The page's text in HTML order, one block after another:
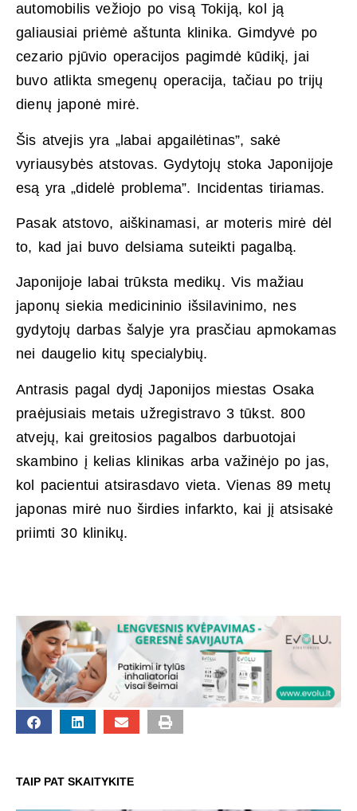
automobilis vežiojo po visą Tokiją, kol ją
galiausiai priėmė aštunta klinika. Gimdyvė po
cezario pjūvio operacijos pagimdė kūdikį, jai
buvo atlikta smegenų operacija, tačiau po trijų
dienų japonė mirė.
Šis atvejis yra „labai apgailėtinas”, sakė
vyriausybės atstovas. Gydytojų stoka Japonijoje
esą yra „didelė problema”. Incidentas tiriamas.
Pasak atstovo, aiškinamasi, ar moteris mirė dėl
to, kad jai buvo delsiama suteikti pagalbą.
Japonijoje labai trūksta medikų. Vis mažiau
japonų siekia medicininio išsilavinimo, nes
gydytojų darbas šalyje yra prasčiau apmokamas
nei daugelio kitų specialybių.
Antrasis pagal dydį Japonijos miestas Osaka
praėjusiais metais užregistravo 3 tūkst. 800
atvejų, kai greitosios pagalbos darbuotojai
skambino į kelias klinikas arba važinėjo po jas,
kol pacientui atsirasdavo vieta. Vienas 89 metų
japonas mirė nuo širdies infarkto, kai jį atsisakė
priimti 30 klinikų.
TAIP PAT SKAITYKITE